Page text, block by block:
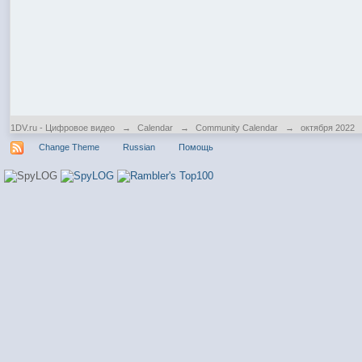
1DV.ru - Цифровое видео → Calendar → Community Calendar → октября 2022
Change Theme
Russian Помощь